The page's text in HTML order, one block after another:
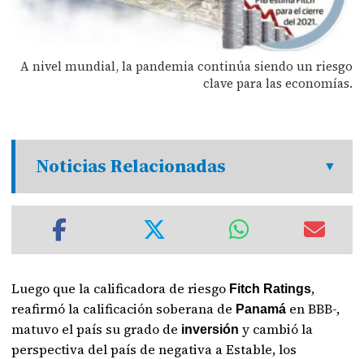
A nivel mundial, la pandemia continúa siendo un riesgo
clave para las economías.
Noticias Relacionadas
Luego que la calificadora de riesgo Fitch Ratings,
reafirmó la calificación soberana de Panamá en BBB-,
matuvo el país su grado de inversión y cambió la
perspectiva del país de negativa a Estable, los